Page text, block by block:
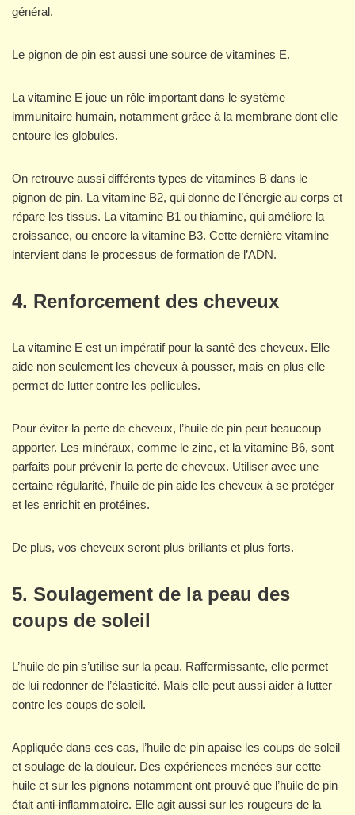
général.
Le pignon de pin est aussi une source de vitamines E.
La vitamine E joue un rôle important dans le système
immunitaire humain, notamment grâce à la membrane dont elle
entoure les globules.
On retrouve aussi différents types de vitamines B dans le
pignon de pin. La vitamine B2, qui donne de l’énergie au corps et
répare les tissus. La vitamine B1 ou thiamine, qui améliore la
croissance, ou encore la vitamine B3. Cette dernière vitamine
intervient dans le processus de formation de l’ADN.
4. Renforcement des cheveux
La vitamine E est un impératif pour la santé des cheveux. Elle
aide non seulement les cheveux à pousser, mais en plus elle
permet de lutter contre les pellicules.
Pour éviter la perte de cheveux, l’huile de pin peut beaucoup
apporter. Les minéraux, comme le zinc, et la vitamine B6, sont
parfaits pour prévenir la perte de cheveux. Utiliser avec une
certaine régularité, l’huile de pin aide les cheveux à se protéger
et les enrichit en protéines.
De plus, vos cheveux seront plus brillants et plus forts.
5. Soulagement de la peau des
coups de soleil
L’huile de pin s’utilise sur la peau. Raffermissante, elle permet
de lui redonner de l’élasticité. Mais elle peut aussi aider à lutter
contre les coups de soleil.
Appliquée dans ces cas, l’huile de pin apaise les coups de soleil
et soulage de la douleur. Des expériences menées sur cette
huile et sur les pignons notamment ont prouvé que l’huile de pin
était anti-inflammatoire. Elle agit aussi sur les rougeurs de la